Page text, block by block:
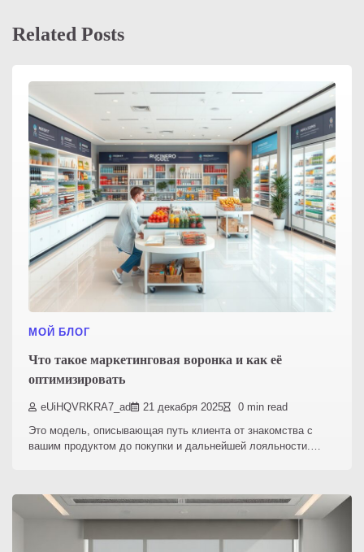
Related Posts
МОЙ БЛОГ
Что такое маркетинговая воронка и как её
оптимизировать
eUiHQVRKRA7_ad 21 декабря 2025 0 min read
Это модель, описывающая путь клиента от знакомства с
вашим продуктом до покупки и дальнейшей лояльности.…